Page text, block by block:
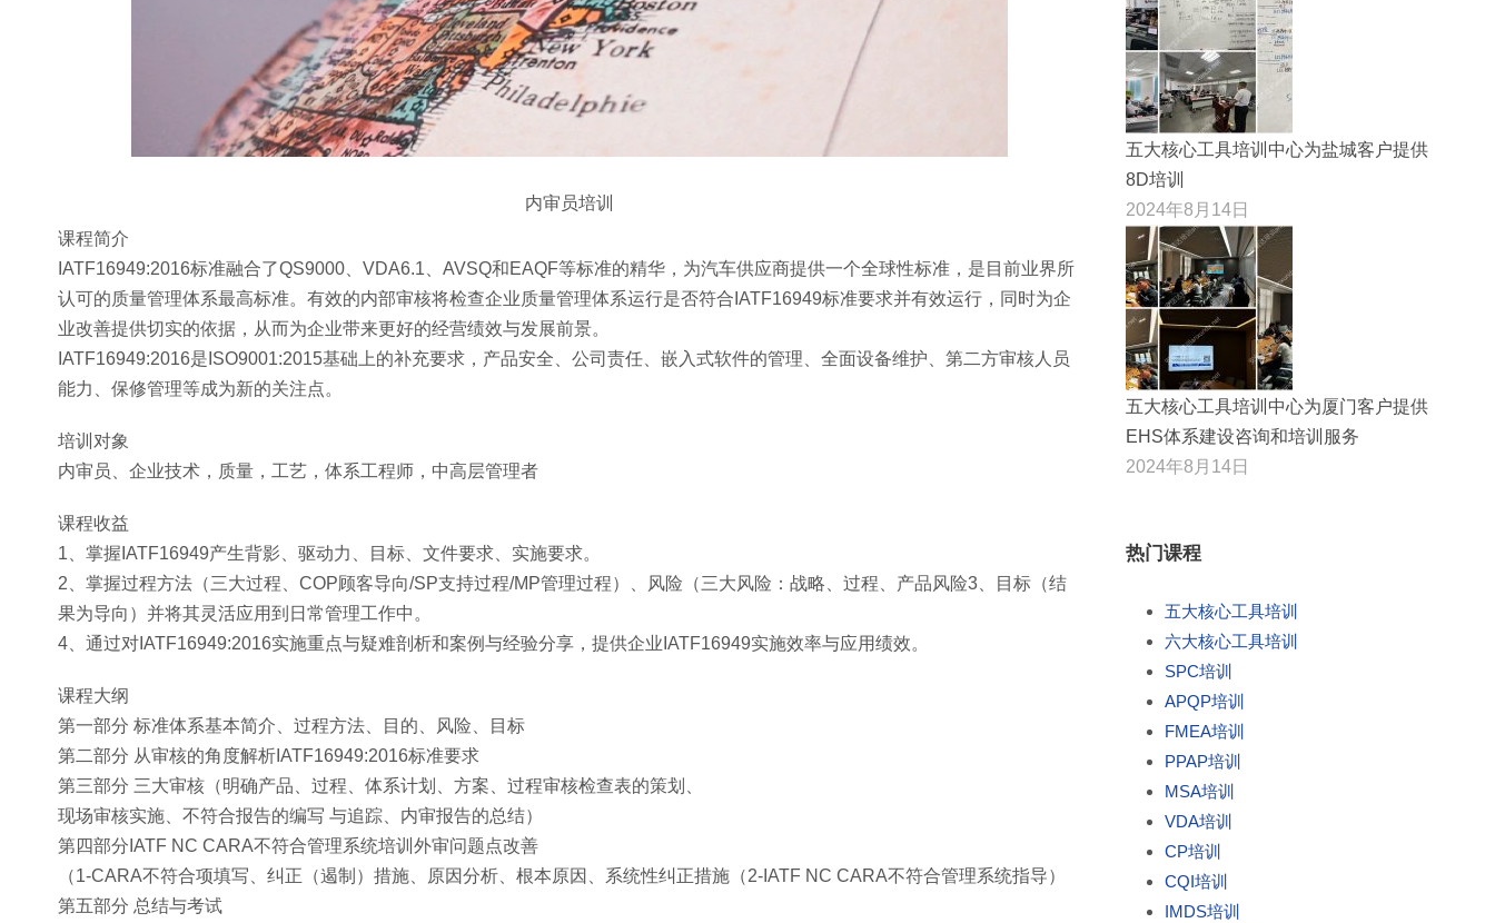
内审员培训
课程简介
IATF16949:2016标准融合了QS9000、VDA6.1、AVSQ和EAQF等标准的精华，为汽车供应商提供一个全球性标准，是目前业界所
认可的质量管理体系最高标准。有效的内部审核将检查企业质量管理体系运行是否符合IATF16949标准要求并有效运行，同时为企
业改善提供切实的依据，从而为企业带来更好的经营绩效与发展前景。
IATF16949:2016是ISO9001:2015基础上的补充要求，产品安全、公司责任、嵌入式软件的管理、全面设备维护、第二方审核人员
能力、保修管理等成为新的关注点。
培训对象
内审员、企业技术，质量，工艺，体系工程师，中高层管理者
课程收益
1、掌握IATF16949产生背影、驱动力、目标、文件要求、实施要求。
2、掌握过程方法（三大过程、COP顾客导向/SP支持过程/MP管理过程）、风险（三大风险：战略、过程、产品风险3、目标（结
果为导向）并将其灵活应用到日常管理工作中。
4、通过对IATF16949:2016实施重点与疑难剖析和案例与经验分享，提供企业IATF16949实施效率与应用绩效。
课程大纲
第一部分 标准体系基本简介、过程方法、目的、风险、目标
第二部分 从审核的角度解析IATF16949:2016标准要求
第三部分 三大审核（明确产品、过程、体系计划、方案、过程审核检查表的策划、
现场审核实施、不符合报告的编写 与追踪、内审报告的总结）
第四部分IATF NC CARA不符合管理系统培训外审问题点改善
（1-CARA不符合项填写、纠正（遏制）措施、原因分析、根本原因、系统性纠正措施（2-IATF NC CARA不符合管理系统指导）
第五部分 总结与考试
五大核心工具培训中心为盐城客户提供
8D培训
2024年8月14日
五大核心工具培训中心为厦门客户提供
EHS体系建设咨询和培训服务
2024年8月14日
热门课程
五大核心工具培训
六大核心工具培训
SPC培训
APQP培训
FMEA培训
PPAP培训
MSA培训
VDA培训
CP培训
CQI培训
IMDS培训